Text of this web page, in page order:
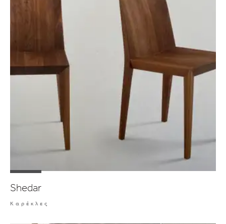
Shedar
Καρέκλες